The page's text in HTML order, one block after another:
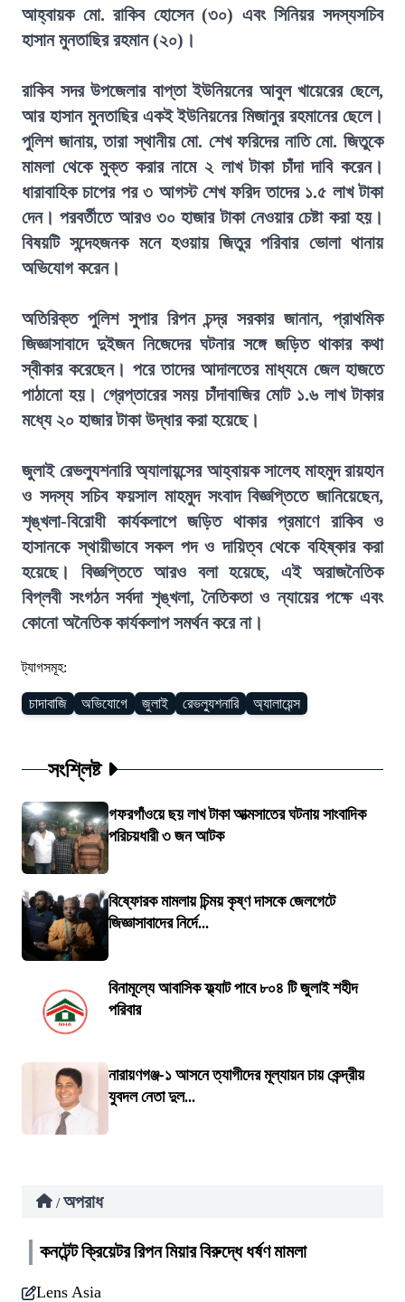
আহ্বায়ক মো. রাকিব হোসেন (৩০) এবং সিনিয়র সদস্যসচিব
হাসান মুনতাছির রহমান (২০)।
রাকিব সদর উপজেলার বাপ্তা ইউনিয়নের আবুল খায়েরের ছেলে,
আর হাসান মুনতাছির একই ইউনিয়নের মিজানুর রহমানের ছেলে।
পুলিশ জানায়, তারা স্থানীয় মো. শেখ ফরিদের নাতি মো. জিতুকে
মামলা থেকে মুক্ত করার নামে ২ লাখ টাকা চাঁদা দাবি করেন।
ধারাবাহিক চাপের পর ৩ আগস্ট শেখ ফরিদ তাদের ১.৫ লাখ টাকা
দেন। পরবর্তীতে আরও ৩০ হাজার টাকা নেওয়ার চেষ্টা করা হয়।
বিষয়টি সন্দেহজনক মনে হওয়ায় জিতুর পরিবার ভোলা থানায়
অভিযোগ করেন।
অতিরিক্ত পুলিশ সুপার রিপন চন্দ্র সরকার জানান, প্রাথমিক
জিজ্ঞাসাবাদে দুইজন নিজেদের ঘটনার সঙ্গে জড়িত থাকার কথা
স্বীকার করেছেন। পরে তাদের আদালতের মাধ্যমে জেল হাজতে
পাঠানো হয়। গ্রেপ্তারের সময় চাঁদাবাজির মোট ১.৬ লাখ টাকার
মধ্যে ২০ হাজার টাকা উদ্ধার করা হয়েছে।
জুলাই রেভল্যুশনারি অ্যালায়ন্সের আহ্বায়ক সালেহ মাহমুদ রায়হান
ও সদস্য সচিব ফয়সাল মাহমুদ সংবাদ বিজ্ঞপ্তিতে জানিয়েছেন,
শৃঙ্খলা-বিরোধী কার্যকলাপে জড়িত থাকার প্রমাণে রাকিব ও
হাসানকে স্থায়ীভাবে সকল পদ ও দায়িত্ব থেকে বহিষ্কার করা
হয়েছে। বিজ্ঞপ্তিতে আরও বলা হয়েছে, এই অরাজনৈতিক
বিপ্লবী সংগঠন সর্বদা শৃঙ্খলা, নৈতিকতা ও ন্যায়ের পক্ষে এবং
কোনো অনৈতিক কার্যকলাপ সমর্থন করে না।
ট্যাগসমূহ:
চাদাবাজি অভিযোগে জুলাই রেভল্যুশনারি অ্যালায়েন্স
সংশ্লিষ্ট
গফরগাঁওয়ে ছয় লাখ টাকা আত্মসাতের ঘটনায় সাংবাদিক
পরিচয়ধারী ৩ জন আটক
বিষ্ফোরক মামলায় চিন্ময় কৃষ্ণ দাসকে জেলগেটে
জিজ্ঞাসাবাদের নির্দে...
বিনামূল্যে আবাসিক ফ্ল্যাট পাবে ৮০৪ টি জুলাই শহীদ
পরিবার
নারায়ণগঞ্জ-১ আসনে ত্যাগীদের মূল্যায়ন চায় কেন্দ্রীয়
যুবদল নেতা দুল...
/ অপরাধ
কনটেন্ট ক্রিয়েটর রিপন মিয়ার বিরুদ্ধে ধর্ষণ মামলা
Lens Asia